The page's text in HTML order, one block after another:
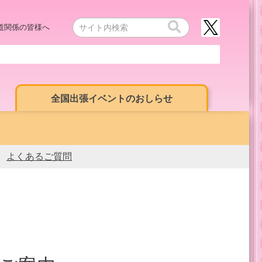
全国出張イベントのおしらせ
関係の皆様へ
よくあるご質問